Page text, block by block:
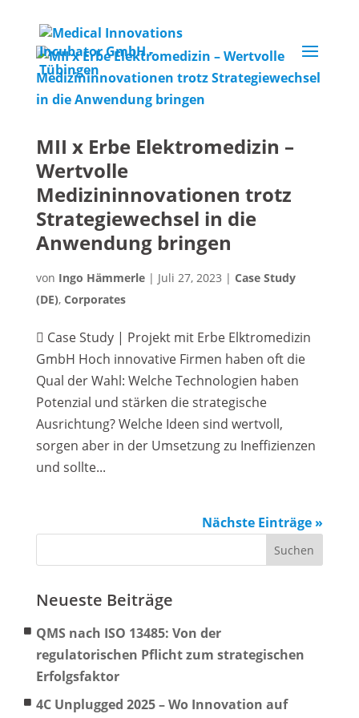
MII x Erbe Elektromedizin –
Wertvolle
Medizininnovationen trotz
Strategiewechsel in die
Anwendung bringen
von Ingo Hämmerle| Juli 27, 2023 | Case Study
(DE), Corporates
 Case Study | Projekt mit Erbe Elktromedizin
GmbH Hoch innovative Firmen haben oft die
Qual der Wahl: Welche Technologien haben
Potenzial und stärken die strategische
Ausrichtung? Welche Ideen sind wertvoll,
sorgen aber in der Umsetzung zu Ineffizienzen
und sollte...
Nächste Einträge »
Neueste Beiträge
QMS nach ISO 13485: Von der
regulatorischen Pflicht zum strategischen
Erfolgsfaktor
4C Unplugged 2025 – Wo Innovation auf